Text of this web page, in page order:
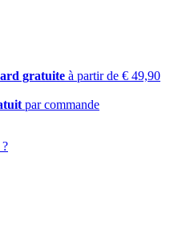
gratuite à partir de € 49,90
par commande